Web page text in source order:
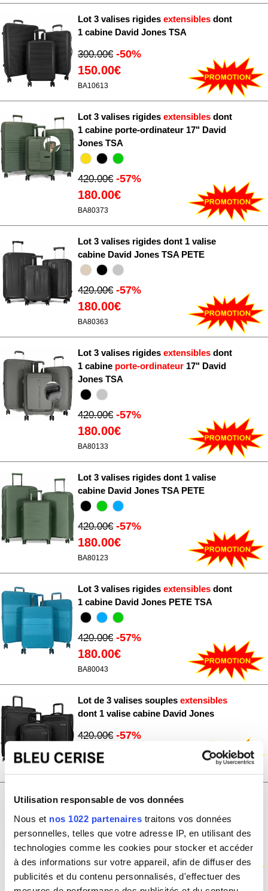
Utilisation responsable de vos données
Nous et nos 1022 partenaires traitons vos données
personnelles, telles que votre adresse IP, en utilisant des
technologies comme les cookies pour stocker et accéder
à des informations sur votre appareil, afin de diffuser des
publicités et du contenu personnalisés, d'effectuer des
Lot 3 valises rigides extensibles dont
1 cabine David Jones TSA
300.00€ -50%
150.00€
BA10613
Lot 3 valises rigides extensibles dont
1 cabine porte-ordinateur 17" David
Jones TSA
420.00€ -57%
180.00€
BA80373
Lot 3 valises rigides dont 1 valise
cabine David Jones TSA PETE
420.00€ -57%
180.00€
BA80363
Lot 3 valises rigides extensibles dont
1 cabine porte-ordinateur 17" David
Jones TSA
420.00€ -57%
180.00€
BA80133
Lot 3 valises rigides dont 1 valise
cabine David Jones TSA PETE
420.00€ -57%
180.00€
BA80123
Lot 3 valises rigides extensibles dont
1 cabine David Jones PETE TSA
420.00€ -57%
180.00€
BA80043
Lot de 3 valises souples extensibles
dont 1 valise cabine David Jones
420.00€ -57%
180.00€
Lot de 3 valises souples dont 1 valise
420.00€ -57%
180.00€
BA50623